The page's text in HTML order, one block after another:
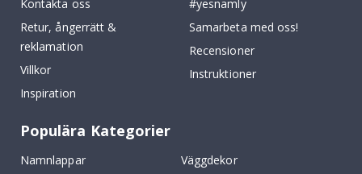
Kontakta oss
Retur, ångerrätt &
reklamation
Villkor
Inspiration
#yesnamly
Samarbeta med oss!
Recensioner
Instruktioner
Populära Kategorier
Namnlappar
Väggdekor